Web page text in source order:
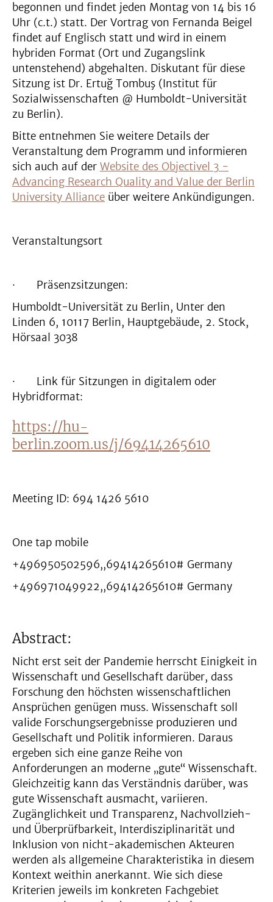
begonnen und findet jeden Montag von 14 bis 16
Uhr (c.t.) statt. Der Vortrag von Fernanda Beigel
findet auf Englisch statt und wird in einem
hybriden Format (Ort und Zugangslink
untenstehend) abgehalten. Diskutant für diese
Sitzung ist Dr. Ertuğ Tombuş (Institut für
Sozialwissenschaften @ Humboldt-Universität
zu Berlin).
Bitte entnehmen Sie weitere Details der
Veranstaltung dem Programm und informieren
sich auch auf der Website des Objectivel 3 -
Advancing Research Quality and Value der Berlin
University Alliance über weitere Ankündigungen.
Veranstaltungsort
· Präsenzsitzungen:
Humboldt-Universität zu Berlin, Unter den
Linden 6, 10117 Berlin, Hauptgebäude, 2. Stock,
Hörsaal 3038
· Link für Sitzungen in digitalem oder
Hybridformat:
https://hu-
berlin.zoom.us/j/69414265610
Meeting ID: 694 1426 5610
One tap mobile
+496950502596,,69414265610# Germany
+496971049922,,69414265610# Germany
Abstract:
Nicht erst seit der Pandemie herrscht Einigkeit in
Wissenschaft und Gesellschaft darüber, dass
Forschung den höchsten wissenschaftlichen
Ansprüchen genügen muss. Wissenschaft soll
valide Forschungsergebnisse produzieren und
Gesellschaft und Politik informieren. Daraus
ergeben sich eine ganze Reihe von
Anforderungen an moderne „gute“ Wissenschaft.
Gleichzeitig kann das Verständnis darüber, was
gute Wissenschaft ausmacht, variieren.
Zugänglichkeit und Transparenz, Nachvollzieh-
und Überprüfbarkeit, Interdisziplinarität und
Inklusion von nicht-akademischen Akteuren
werden als allgemeine Charakteristika in diesem
Kontext weithin anerkannt. Wie sich diese
Kriterien jeweils im konkreten Fachgebiet